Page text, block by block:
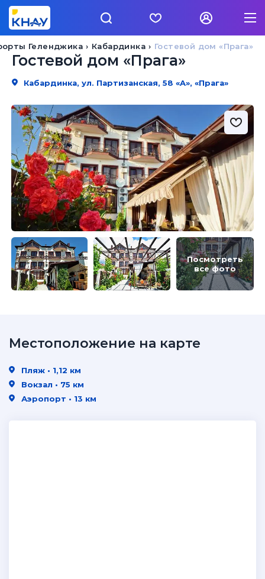
Гостевой дом «Прага»
Кабардинка
Геленджика
Гостевой дом «Прага»
Кабардинка, ул. Партизанская, 58 «A», «Прага»
Посмотреть
все фото
Местоположение на карте
Пляж • 1,12 км
Вокзал • 75 км
Аэропорт • 13 км